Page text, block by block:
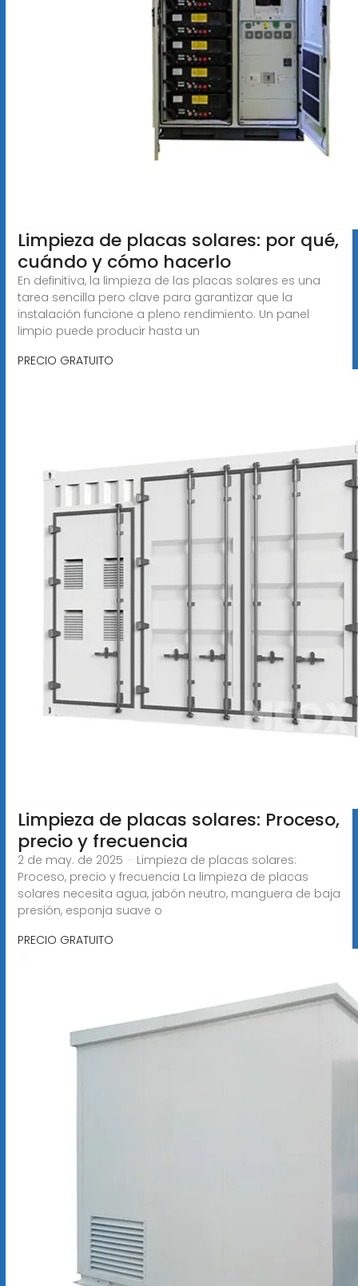
Limpieza de placas solares: por qué,
cuándo y cómo hacerlo
En definitiva, la limpieza de las placas solares es una
tarea sencilla pero clave para garantizar que la
instalación funcione a pleno rendimiento. Un panel
limpio puede producir hasta un
PRECIO GRATUITO
Limpieza de placas solares: Proceso,
precio y frecuencia
2 de may. de 2025 · Limpieza de placas solares:
Proceso, precio y frecuencia La limpieza de placas
solares necesita agua, jabón neutro, manguera de baja
presión, esponja suave o
PRECIO GRATUITO